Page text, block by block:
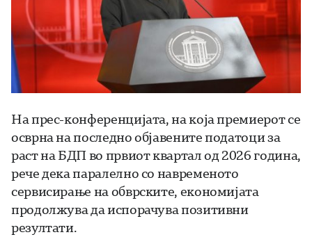
На прес-конференцијата, на која премиерот се
осврна на последно објавените податоци за
раст на БДП во првиот квартал од 2026 година,
рече дека паралелно со навременото
сервисирање на обврските, економијата
продолжува да испорачува позитивни
резултати.